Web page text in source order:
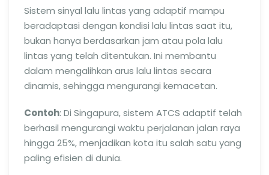
Sistem sinyal lalu lintas yang adaptif mampu
beradaptasi dengan kondisi lalu lintas saat itu,
bukan hanya berdasarkan jam atau pola lalu
lintas yang telah ditentukan. Ini membantu
dalam mengalihkan arus lalu lintas secara
dinamis, sehingga mengurangi kemacetan.
Contoh: Di Singapura, sistem ATCS adaptif telah
berhasil mengurangi waktu perjalanan jalan raya
hingga 25%, menjadikan kota itu salah satu yang
paling efisien di dunia.